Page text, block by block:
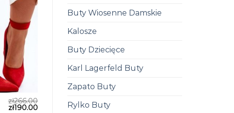
Buty Wiosenne Damskie
Kalosze
Buty Dziecięce
Karl Lagerfeld Buty
Zapato Buty
Rylko Buty
zł266.00
zł190.00